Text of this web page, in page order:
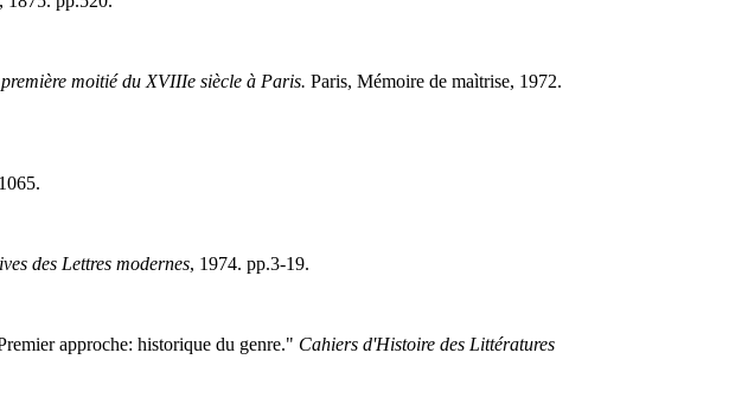
moitié du XVIIIe siècle à Paris. Paris, Mémoire de maìtrise, 1972.
des Lettres modernes, 1974. pp.3-19.
approche: historique du genre." Cahiers d'Histoire des Littératures